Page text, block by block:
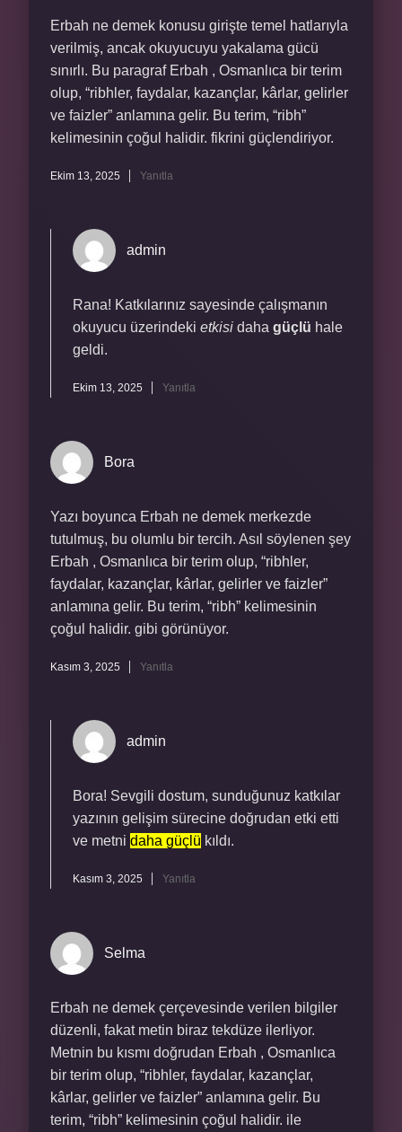
Erbah ne demek konusu girişte temel hatlarıyla
verilmiş, ancak okuyucuyu yakalama gücü
sınırlı. Bu paragraf Erbah , Osmanlıca bir terim
olup, “ribhler, faydalar, kazançlar, kârlar, gelirler
ve faizler” anlamına gelir. Bu terim, “ribh”
kelimesinin çoğul halidir. fikrini güçlendiriyor.
Ekim 13, 2025 Yanıtla
admin
Rana! Katkılarınız sayesinde çalışmanın
okuyucu üzerindeki etkisi daha güçlü hale
geldi.
Ekim 13, 2025 Yanıtla
Bora
Yazı boyunca Erbah ne demek merkezde
tutulmuş, bu olumlu bir tercih. Asıl söylenen şey
Erbah , Osmanlıca bir terim olup, “ribhler,
faydalar, kazançlar, kârlar, gelirler ve faizler”
anlamına gelir. Bu terim, “ribh” kelimesinin
çoğul halidir. gibi görünüyor.
Kasım 3, 2025 Yanıtla
admin
Bora! Sevgili dostum, sunduğunuz katkılar
yazının gelişim sürecine doğrudan etki etti
ve metni daha güçlü kıldı.
Kasım 3, 2025 Yanıtla
Selma
Erbah ne demek çerçevesinde verilen bilgiler
düzenli, fakat metin biraz tekdüze ilerliyor.
Metnin bu kısmı doğrudan Erbah , Osmanlıca
bir terim olup, “ribhler, faydalar, kazançlar,
kârlar, gelirler ve faizler” anlamına gelir. Bu
terim, “ribh” kelimesinin çoğul halidir. ile